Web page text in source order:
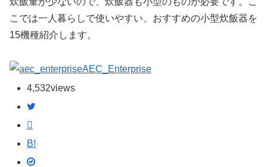
こでは一人暮らしで使いやすい、おすすめの小型炊飯器を
15機種紹介します。
AEC_Enterprise
4,532views
B!